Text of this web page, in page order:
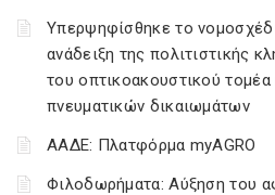
Υπερψηφίσθηκε το
ανάδειξη της πολιτιστικής
του οπτικοακουστικού
πνευματικών δικαιωμάτων
ΑΑΔΕ: Πλατφόρμα myAGRO
Φιλοδωρήματα: Αύξηση του